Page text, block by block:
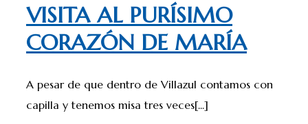
VISITA AL PURÍSIMO
CORAZÓN DE MARÍA
A pesar de que dentro de Villazul contamos con
capilla y tenemos misa tres veces[...]